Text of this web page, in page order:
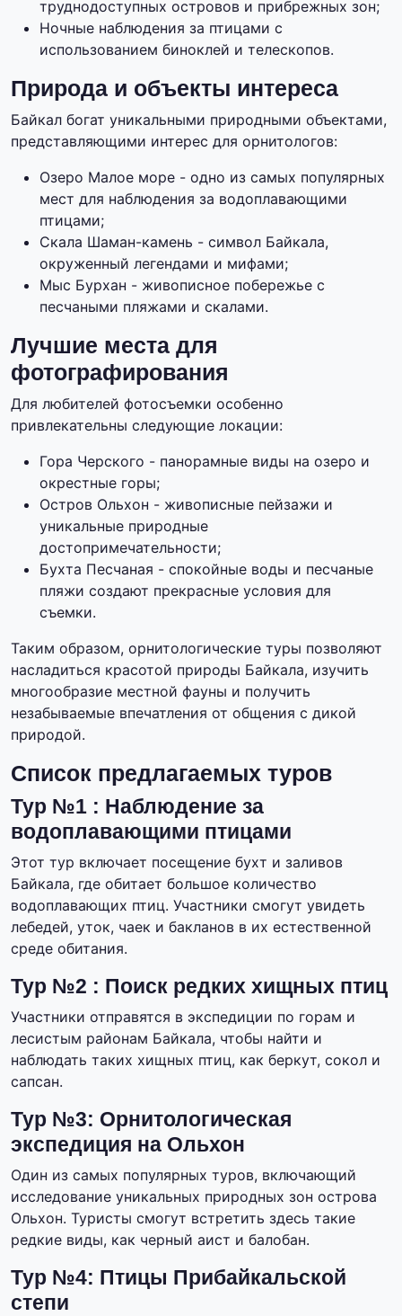
труднодоступных островов и прибрежных зон;
Ночные наблюдения за птицами с
использованием биноклей и телескопов.
Природа и объекты интереса
Байкал богат уникальными природными объектами,
представляющими интерес для орнитологов:
Озеро Малое море - одно из самых популярных
мест для наблюдения за водоплавающими
птицами;
Скала Шаман-камень - символ Байкала,
окруженный легендами и мифами;
Мыс Бурхан - живописное побережье с
песчаными пляжами и скалами.
Лучшие места для
фотографирования
Для любителей фотосъемки особенно
привлекательны следующие локации:
Гора Черского - панорамные виды на озеро и
окрестные горы;
Остров Ольхон - живописные пейзажи и
уникальные природные
достопримечательности;
Бухта Песчаная - спокойные воды и песчаные
пляжи создают прекрасные условия для
съемки.
Таким образом, орнитологические туры позволяют
насладиться красотой природы Байкала, изучить
многообразие местной фауны и получить
незабываемые впечатления от общения с дикой
природой.
Список предлагаемых туров
Тур №1 : Наблюдение за
водоплавающими птицами
Этот тур включает посещение бухт и заливов
Байкала, где обитает большое количество
водоплавающих птиц. Участники смогут увидеть
лебедей, уток, чаек и бакланов в их естественной
среде обитания.
Тур №2 : Поиск редких хищных птиц
Участники отправятся в экспедиции по горам и
лесистым районам Байкала, чтобы найти и
наблюдать таких хищных птиц, как беркут, сокол и
сапсан.
Тур №3: Орнитологическая
экспедиция на Ольхон
Один из самых популярных туров, включающий
исследование уникальных природных зон острова
Ольхон. Туристы смогут встретить здесь такие
редкие виды, как черный аист и балобан.
Тур №4: Птицы Прибайкальской
степи